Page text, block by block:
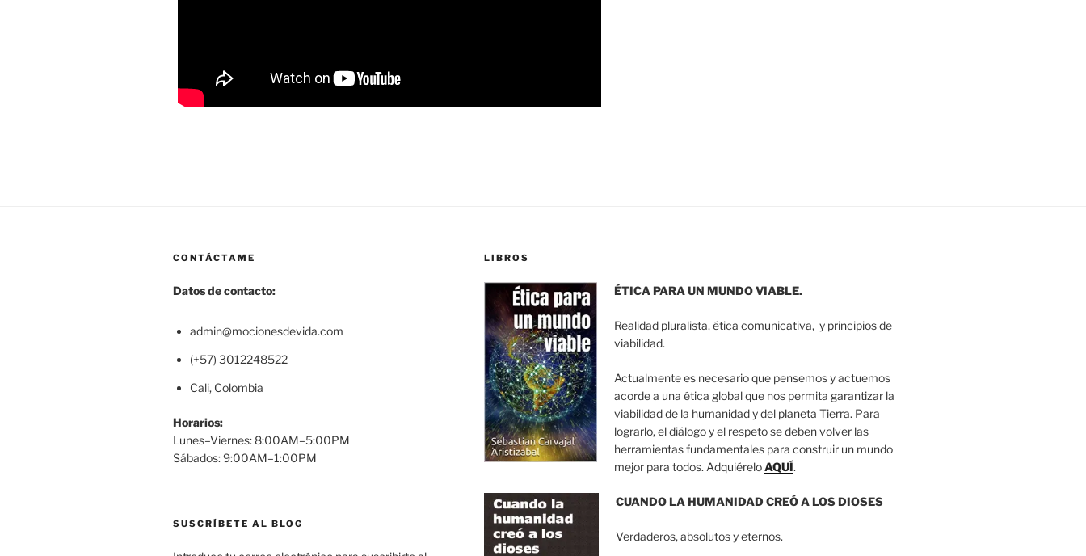
CONTÁCTAME
Datos de contacto:
admin@mocionesdevida.com
(+57) 3012248522
Cali, Colombia
Horarios:
Lunes–Viernes: 8:00AM–5:00PM
Sábados: 9:00AM–1:00PM
SUSCRÍBETE AL BLOG
LIBROS
ÉTICA PARA UN MUNDO VIABLE.
Realidad pluralista, ética comunicativa, y principios de
viabilidad.
Actualmente es necesario que pensemos y actuemos
acorde a una ética global que nos permita garantizar la
viabilidad de la humanidad y del planeta Tierra. Para
lograrlo, el diálogo y el respeto se deben volver las
herramientas fundamentales para construir un mundo
mejor para todos. AdquiéreloAQUÍ.
CUANDO LA HUMANIDAD CREÓ A LOS DIOSES
Verdaderos, absolutos y eternos.